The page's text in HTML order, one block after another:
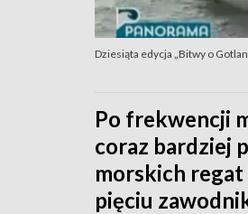
Dziesiąta edycja „Bitwy o
Po frekwencji
coraz bardziej
morskich
pięciu